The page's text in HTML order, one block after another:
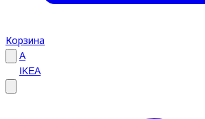
Корзина
A
IKEA